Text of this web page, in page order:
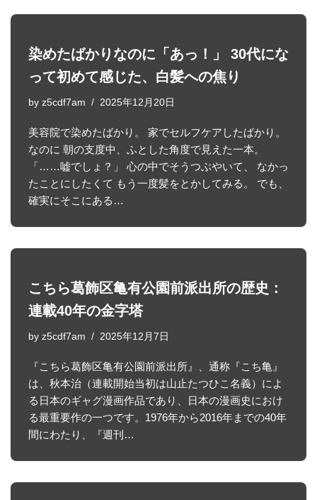
染めたばかりなのに「あっ！」 30代にな
って初めて感じた、白髪への焦り
by z5cdf7am 2025年12月20日
美容院で染めたばかり。 家でセルフケアしたばかり。
なのに 朝の支度中、ふとした角度で見えた一本。
「……嘘でしょ？」 心の中でそうつぶやいて、 なかっ
たことにしたくて もう一度髪をとかしてみる。 でも、
確実にそこにある…
こちら葛飾区亀有公園前派出所の歴史：
連載40年の金字塔
by z5cdf7am 2025年12月7日
『こちら葛飾区亀有公園前派出所』、通称『こち亀』
は、秋本治（連載開始当初は山止たつひこ名義）によ
る日本のギャグ漫画作品であり、日本の漫画史におけ
る最重要作の一つです。1976年から2016年までの40年
間にわたり、『週刊…